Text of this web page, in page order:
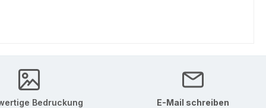
Bedruckung E-Mail schreiben